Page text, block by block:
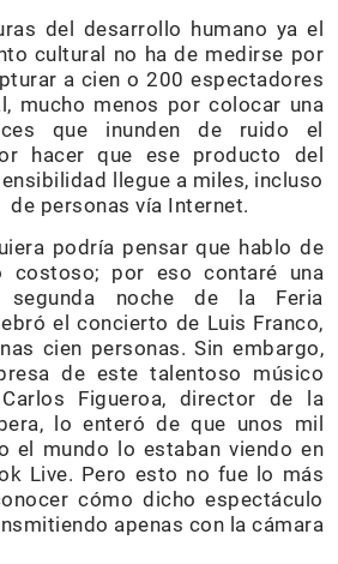
del desarrollo humano ya el
cultural no ha de medirse por
a cien o 200 espectadores
mucho menos por colocar una
que inunden de ruido el
hacer que ese producto del
llegue a miles, incluso
de personas vía Internet.
podría pensar que hablo de
costoso; por eso contaré una
noche de la Feria
el concierto de Luis Franco,
cien personas. Sin embargo,
de este talentoso músico
Figueroa, director de la
lo enteró de que unos mil
el mundo lo estaban viendo en
Live. Pero esto no fue lo más
cómo dicho espectáculo
apenas con la cámara